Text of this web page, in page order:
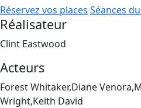
Réservez vos places Séances
Réalisateur
Clint Eastwood
Acteurs
Forest Whitaker,Diane
Wright,Keith David